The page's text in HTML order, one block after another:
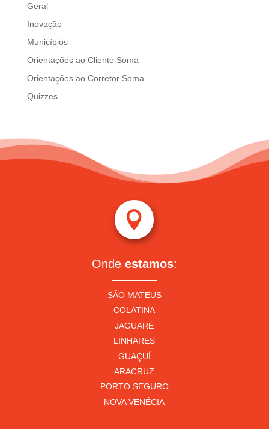
Geral
Inovação
Municípios
Orientações ao Cliente Soma
Orientações ao Corretor Soma
Quizzes

Onde estamos:
SÃO MATEUS
COLATINA
JAGUARÉ
LINHARES
GUAÇUÍ
ARACRUZ
PORTO SEGURO
NOVA VENÉCIA